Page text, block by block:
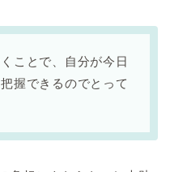
ことで、自分が今日
握できるのでとって